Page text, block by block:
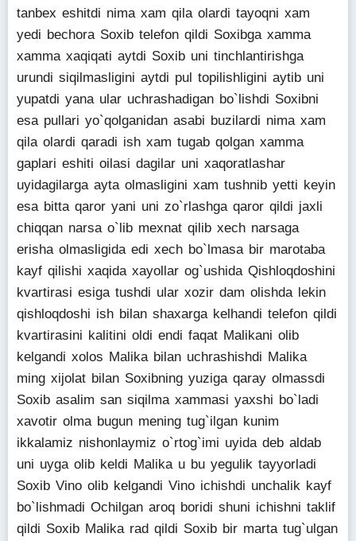
tanbex eshitdi nima xam qila olardi tayoqni xam
yedi bechora Soxib telefon qildi Soxibga xamma
xamma xaqiqati aytdi Soxib uni tinchlantirishga
urundi siqilmasligini aytdi pul topilishligini aytib uni
yupatdi yana ular uchrashadigan bo`lishdi Soxibni
esa pullari yo`qolganidan asabi buzilardi nima xam
qila olardi qaradi ish xam tugab qolgan xamma
gaplari eshiti oilasi dagilar uni xaqoratlashar
uyidagilarga ayta olmasligini xam tushnib yetti keyin
esa bitta qaror yani uni zo`rlashga qaror qildi jaxli
chiqqan narsa o`lib mexnat qilib xech narsaga
erisha olmasligida edi xech bo`lmasa bir marotaba
kayf qilishi xaqida xayollar og`ushida Qishloqdoshini
kvartirasi esiga tushdi ular xozir dam olishda lekin
qishloqdoshi ish bilan shaxarga kelhandi telefon qildi
kvartirasini kalitini oldi endi faqat Malikani olib
kelgandi xolos Malika bilan uchrashishdi Malika
ming xijolat bilan Soxibning yuziga qaray olmassdi
Soxib asalim san siqilma xammasi yaxshi bo`ladi
xavotir olma bugun mening tug`ilgan kunim
ikkalamiz nishonlaymiz o`rtog`imi uyida deb aldab
uni uyga olib keldi Malika u bu yegulik tayyorladi
Soxib Vino olib kelgandi Vino ichishdi unchalik kayf
bo`lishmadi Ochilgan aroq boridi shuni ichishni taklif
qildi Soxib Malika rad qildi Soxib bir marta tug`ulgan